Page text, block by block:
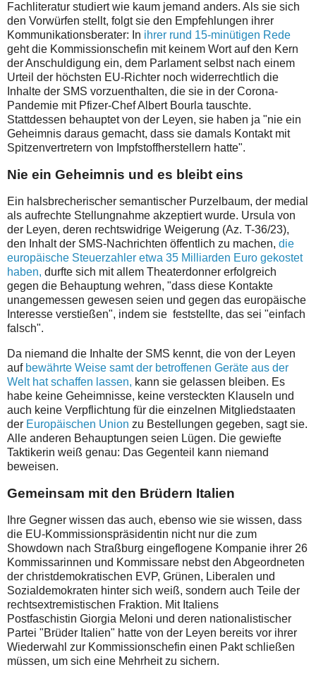
Fachliteratur studiert wie kaum jemand anders. Als sie sich
den Vorwürfen stellt, folgt sie den Empfehlungen ihrer
Kommunikationsberater: In ihrer rund 15-minütigen Rede
geht die Kommissionschefin mit keinem Wort auf den Kern
der Anschuldigung ein, dem Parlament selbst nach einem
Urteil der höchsten EU-Richter noch widerrechtlich die
Inhalte der SMS vorzuenthalten, die sie in der Corona-
Pandemie mit Pfizer-Chef Albert Bourla tauschte.
Stattdessen behauptet von der Leyen, sie haben ja "nie ein
Geheimnis daraus gemacht, dass sie damals Kontakt mit
Spitzenvertretern von Impfstoffherstellern hatte".
Nie ein Geheimnis und es bleibt eins
Ein halsbrecherischer semantischer Purzelbaum, der medial
als aufrechte Stellungnahme akzeptiert wurde. Ursula von
der Leyen, deren rechtswidrige Weigerung (Az. T-36/23),
den Inhalt der SMS-Nachrichten öffentlich zu machen, die
europäische Steuerzahler etwa 35 Milliarden Euro gekostet
haben, durfte sich mit allem Theaterdonner erfolgreich
gegen die Behauptung wehren, "dass diese Kontakte
unangemessen gewesen seien und gegen das europäische
Interesse verstießen", indem sie feststellte, das sei "einfach
falsch".
Da niemand die Inhalte der SMS kennt, die von der Leyen
auf bewährte Weise samt der betroffenen Geräte aus der
Welt hat schaffen lassen, kann sie gelassen bleiben. Es
habe keine Geheimnisse, keine versteckten Klauseln und
auch keine Verpflichtung für die einzelnen Mitgliedstaaten
der Europäischen Union zu Bestellungen gegeben, sagt sie.
Alle anderen Behauptungen seien Lügen. Die gewiefte
Taktikerin weiß genau: Das Gegenteil kann niemand
beweisen.
Gemeinsam mit den Brüdern Italien
Ihre Gegner wissen das auch, ebenso wie sie wissen, dass
die EU-Kommissionspräsidentin nicht nur die zum
Showdown nach Straßburg eingeflogene Kompanie ihrer 26
Kommissarinnen und Kommissare nebst den Abgeordneten
der christdemokratischen EVP, Grünen, Liberalen und
Sozialdemokraten hinter sich weiß, sondern auch Teile der
rechtsextremistischen Fraktion. Mit Italiens
Postfaschistin Giorgia Meloni und deren nationalistischer
Partei "Brüder Italien" hatte von der Leyen bereits vor ihrer
Wiederwahl zur Kommissionschefin einen Pakt schließen
müssen, um sich eine Mehrheit zu sichern.